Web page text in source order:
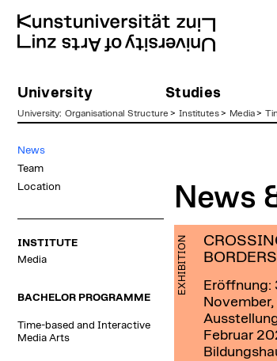
University Studies
University: Organisational Structure > Institutes> Media>
News
Team
Location
INSTITUTE
Media
BACHELOR PROGRAMME
Time-based and Interactive
Media Arts
News
EXHIBITION
BORDERS
Eröffnung:
November,
Februar